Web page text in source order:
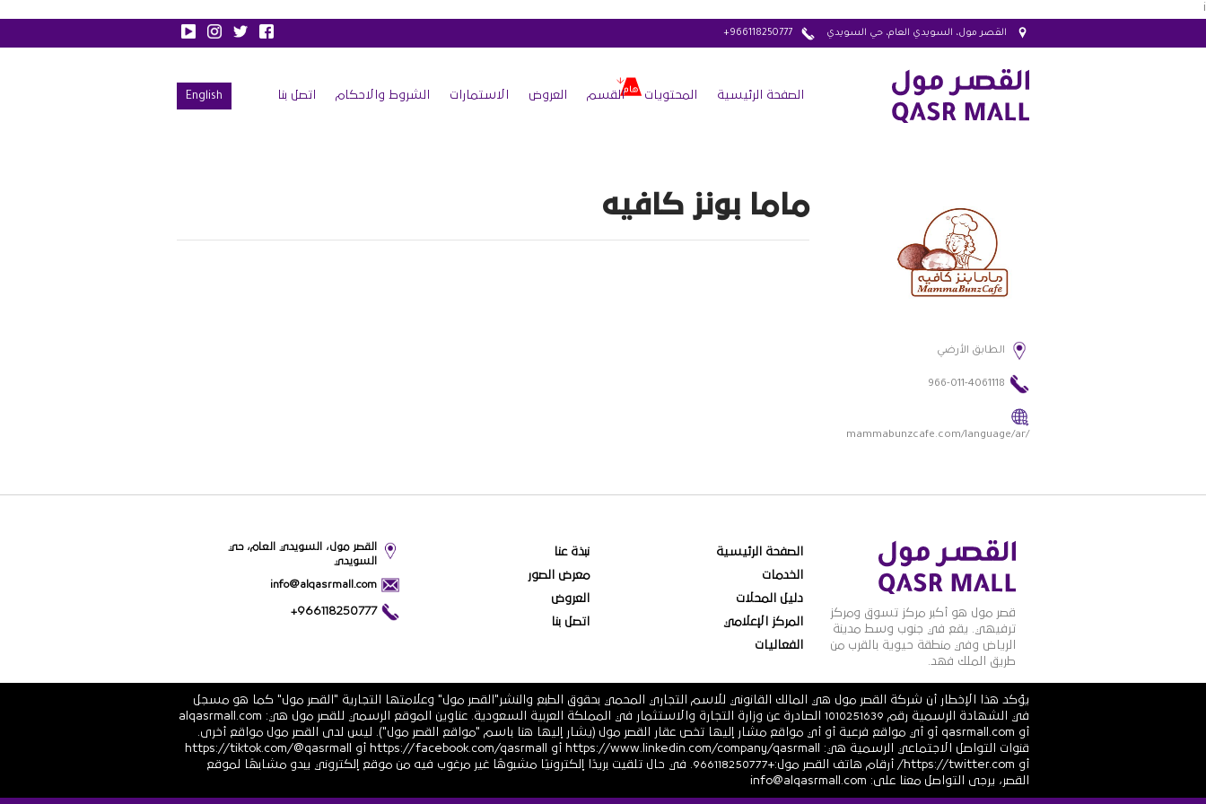
i
القصر مول، السويدي العام، حي السويدي +966118250777
الصفحة الرئيسية المحتويات القسم العروض الاستمارات الشروط والاحكام اتصل بنا English
الطابق الأرضي
966-011-4061118
mammabunzcafe.com/language/ar/
ماما بونز كافيه
قصر مول هو أكبر مركز تسوق ومركز
ترفيهي. يقع في جنوب وسط مدينة
الرياض وفي منطقة حيوية بالقرب من
طريق الملك فهد.
الصفحة الرئيسية
الخدمات
دليل المحلات
المركز الإعلامي
الفعاليات
نبذة عنا
معرض الصور
العروض
اتصل بنا
القصر مول، السويدي العام، حي
السويدي
info@alqasrmall.com
+966118250777
يؤكد هذا الإخطار أن شركة القصر مول هي المالك القانوني للاسم التجاري المحمي بحقوق الطبع والنشر"القصر مول" وعلامتها التجارية "القصر مول" كما هو مسجل
في الشهادة الرسمية رقم 1010251639 الصادرة عن وزارة التجارة والاستثمار في المملكة العربية السعودية. عناوين الموقع الرسمي للقصر مول هي: alqasrmall.com
أو qasrmall.com أو أي مواقع فرعية أو أي مواقع مشار إليها تخص عقار القصر مول (يشار إليها هنا باسم "مواقع القصر مول"). ليس لدى القصر مول مواقع أخرى.
قنوات التواصل الاجتماعي الرسمية هي: https://www.linkedin.com/company/qasrmall أو https://facebook.com/qasrmall أو https://tiktok.com/@qasrmall
أو https://twitter.com/ أرقام هاتف القصر مول:+966118250777. في حال تلقيت بريدًا إلكترونيًا مشبوهًا غير مرغوب فيه من موقع إلكتروني يبدو مشابهًا لموقع
القصر، يرجى التواصل معنا على: info@alqasrmall.com